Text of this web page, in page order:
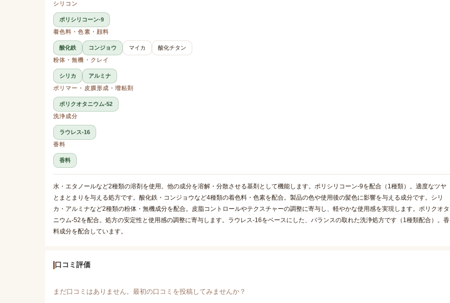
シリコン
ポリシリコーン-9
着色料・色素・顔料
酸化鉄 コンジョウ マイカ
酸化チタン
粉体・無機・クレイ
シリカ
アルミナ
ポリマー・皮膜形成・増粘剤
ポリクオタニウム-52
洗浄成分
ラウレス-16
香料
香料
水・エタノールなど2種類の溶剤を使用。他の成分を溶解・分散させる基剤として機能します。ポリシリコーン-9を配合（1種類）。適度なツヤ
とまとまりを与える処方です。酸化鉄・コンジョウなど4種類の着色料・色素を配合。製品の色や使用後の髪色に影響を与える成分です。シリ
カ・アルミナなど2種類の粉体・無機成分を配合。皮脂コントロールやテクスチャーの調整に寄与し、軽やかな使用感を実現します。ポリクオタ
ニウム-52を配合。処方の安定性と使用感の調整に寄与します。ラウレス-16をベースにした、バランスの取れた洗浄処方です（1種類配合）。香
料成分を配合しています。
口コミ評価
まだ口コミはありません。最初の口コミを投稿してみませんか？